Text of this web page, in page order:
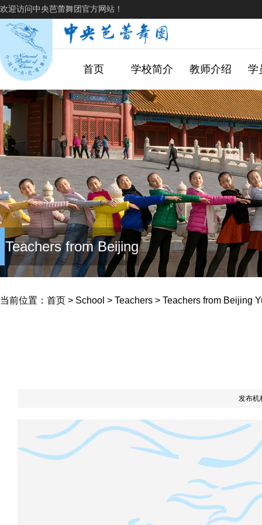
欢迎访问中央芭蕾舞团官方网站！
首页 学校简介 教师介绍 学
Teachers from Beijing
当前位置： 首页 > School > Teachers > Teachers from Beijing
发布机